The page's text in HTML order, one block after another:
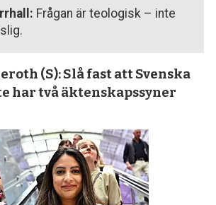
Frågan är teologisk – inte
(S): Slå fast att Svenska
har två äktenskapssyner